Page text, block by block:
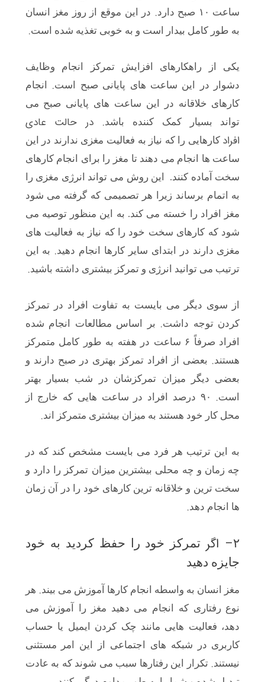
ساعت ۱۰
صبح دارد. در این موقع از روز مغز انسان
به طور کامل بیدار است و به خوبی تغذیه شده است.
یکی از راهکارهای افزایش تمرکز انجام وظایف
دشوار در این ساعت های پایانی صبح است.
انجام
کارهای خلاقانه در این ساعت های پایانی صبح می
تواند بسیار کمک کننده باشد. در حالت عادی
افراد کارهایی را که نیاز به فعالیت مغزی ندارند در این
ساعت ها انجام می دهند تا مغز را برای انجام کارهای
سخت آماده کنند. این روش می تواند انرژی مغزی را
به اتمام برساند زیرا هر تصمیمی که گرفته می شود
مغز افراد را خسته می کند. به این منظور توصیه می
شود که کارهای سخت خود را که نیاز به فعالیت های
مغزی دارند در ابتدای سایر کارها انجام دهید. به این
ترتیب می توانید انرژی و تمرکز بیشتری داشته باشید.
از سوی دیگر می بایست به تفاوت افراد در تمرکز
کردن توجه داشت. بر اساس مطالعات انجام شده
افراد صرفاً ۶ ساعت در هفته به طور کامل متمرکز
هستند. بعضی از افراد تمرکز بهتری در صبح دارند و
بعضی دیگر میزان تمرکزشان در شب بسیار بهتر
است.
۹۰ درصد افراد در ساعت هایی که خارج از
محل کار خود هستند به میزان بیشتری متمرکز اند.
به این ترتیب هر فرد می بایست مشخص کند که در
چه زمان و چه محلی بیشترین میزان تمرکز را دارد و
سخت ترین و خلاقانه ترین کارهای خود را در آن زمان
ها انجام دهد.
۲– اگر تمرکز خود را حفظ کردید به خود
جایزه دهید
مغز انسان به واسطه انجام کارها آموزش می بیند. هر
نوع رفتاری که انجام می دهید مغز را آموزش می
دهد، فعالیت هایی مانند چک کردن ایمیل یا حساب
کاربری در شبکه های اجتماعی از این امر مستثنی
نیستند.تکرار این رفتارها سبب می شوند که به عادت